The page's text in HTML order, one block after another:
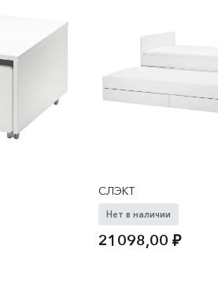
СЛЭКТ
Нет в наличии
21098,00₽